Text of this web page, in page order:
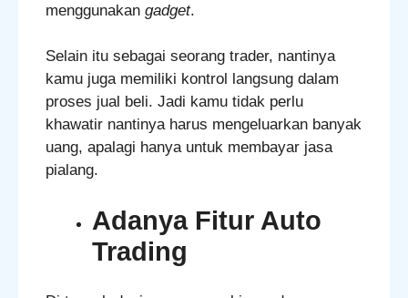
menggunakan gadget.
Selain itu sebagai seorang trader, nantinya
kamu juga memiliki kontrol langsung dalam
proses jual beli. Jadi kamu tidak perlu
khawatir nantinya harus mengeluarkan banyak
uang, apalagi hanya untuk membayar jasa
pialang.
Adanya Fitur Auto
Trading